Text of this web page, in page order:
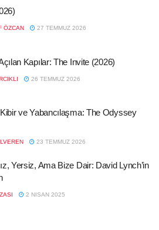
ÖZCAN 27 TEMMUZ 2026
Kapılar: The Invite (2026)
26 TEMMUZ 2026
ve Yabancılaşma: The Odyssey
23 TEMMUZ 2026
Yersiz, Ama Bize Dair: David Lynch’in
2 NISAN 2025